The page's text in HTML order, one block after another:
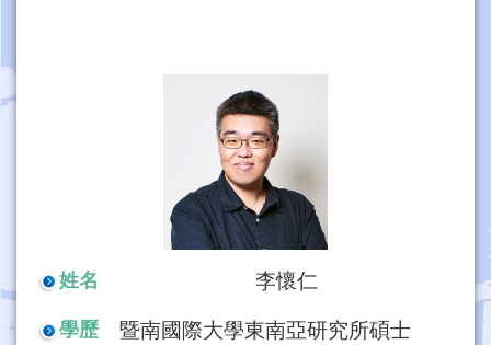
姓名 李懷仁
學歷 暨南國際大學東南亞研究所碩士